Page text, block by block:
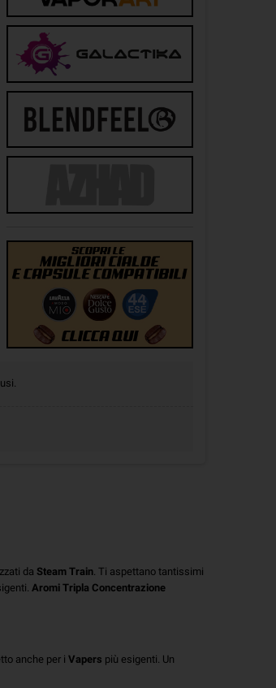
da Steam Train . Ti aspettano tantissimi
Aromi Tripla Concentrazione
anche per i Vapers più esigenti. Un